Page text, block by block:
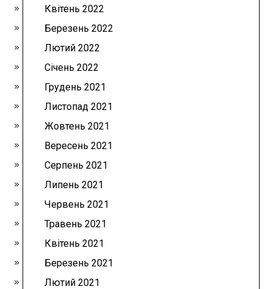
Квітень 2022
Березень 2022
Лютий 2022
Січень 2022
Грудень 2021
Листопад 2021
Жовтень 2021
Вересень 2021
Серпень 2021
Липень 2021
Червень 2021
Травень 2021
Квітень 2021
Березень 2021
Лютий 2021